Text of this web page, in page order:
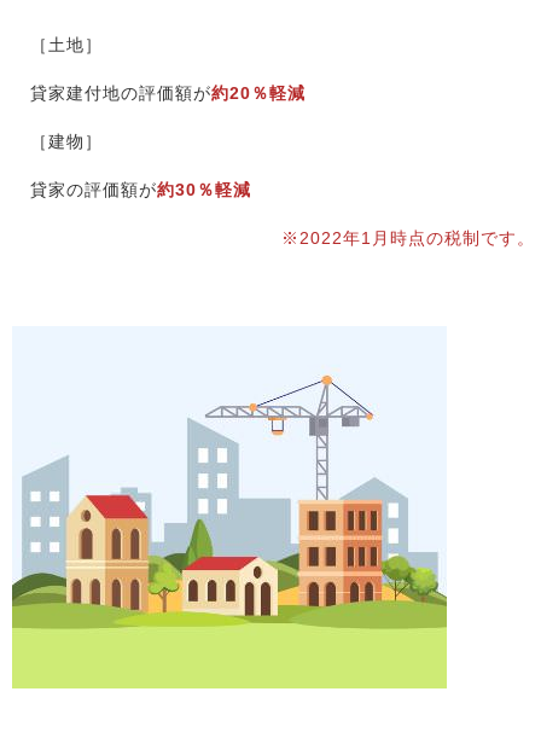
［土地］
貸家建付地の評価額が約20％軽減
［建物］
貸家の評価額が約30％軽減
※2022年1月時点の税制です。